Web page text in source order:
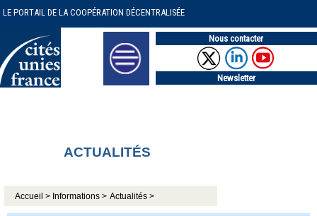
LE PORTAIL DE LA COOPÉRATION DÉCENTRALISÉE
Nous contacter
Newsletter
ACTUALITÉS
Accueil > Informations > Actualités >